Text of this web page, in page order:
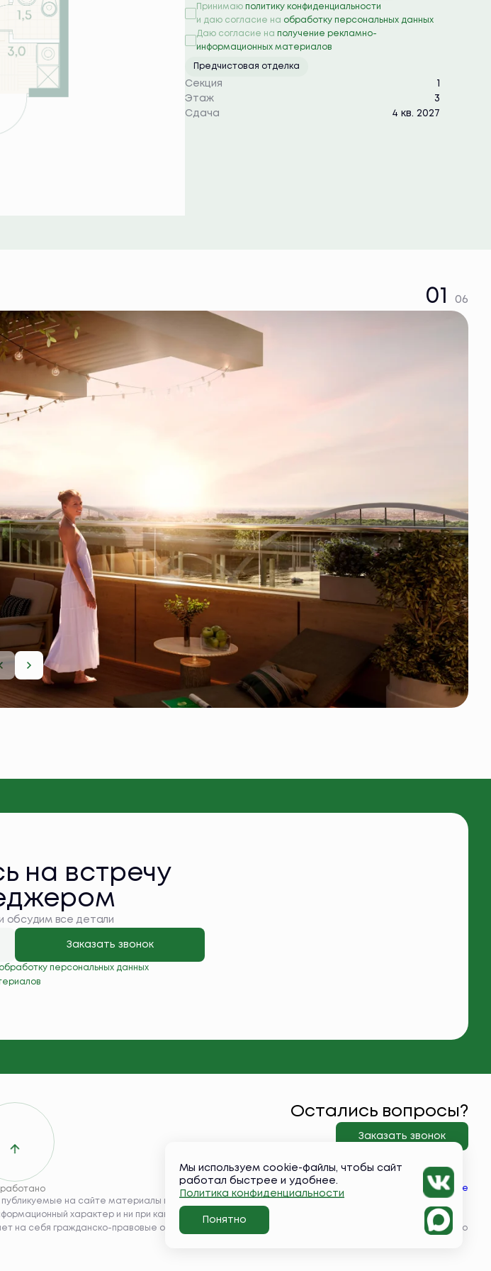
Принимаю политику конфиденциальности
и даю согласие на обработку персональных данных
Даю согласие на получение рекламно-
информационных материалов
Предчистовая отделка
Секция
1
Этаж
3
Сдача
4 кв. 2027
01 06
на встречу
обсудим все детали
Заказать звонок
обработку персональных данных
Остались вопросы?
Заказать звонок
Вконтакте
Мы используем cookie-файлы, чтобы сайт
работал быстрее и удобнее.
Политика конфиденциальности
Понятно